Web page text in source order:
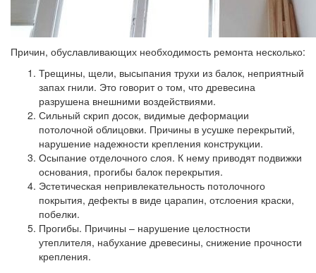
Причин, обуславливающих необходимость ремонта несколько:
Трещины, щели, высыпания трухи из балок, неприятный
запах гнили. Это говорит о том, что древесина
разрушена внешними воздействиями.
Сильный скрип досок, видимые деформации
потолочной облицовки. Причины в усушке перекрытий,
нарушение надежности крепления конструкции.
Осыпание отделочного слоя. К нему приводят подвижки
основания, прогибы балок перекрытия.
Эстетическая непривлекательность потолочного
покрытия, дефекты в виде царапин, отслоения краски,
побелки.
Прогибы. Причины – нарушение целостности
утеплителя, набухание древесины, снижение прочности
крепления.